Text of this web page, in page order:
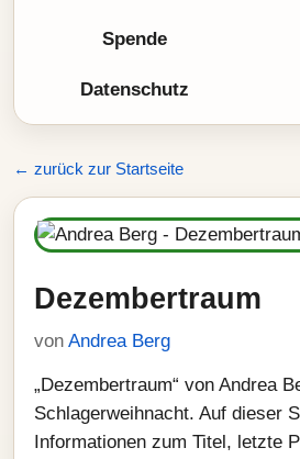
Spende
Datenschutz
← zurück zur Startseite
Dezembertraum
von Andrea Berg
„Dezembertraum“ von Andrea
Schlagerweihnacht. Auf dieser
Informationen zum Titel, letzte